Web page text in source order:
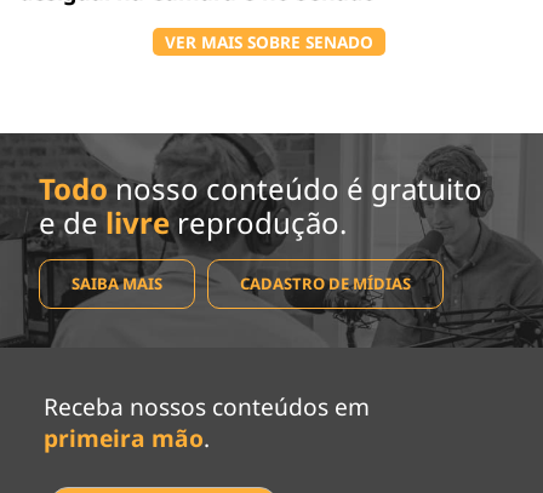
VER MAIS SOBRE SENADO
Todo nosso conteúdo é gratuito
e de livrereprodução.
SAIBA MAIS CADASTRO DE MÍDIAS
Receba nossos conteúdos em
primeira mão.